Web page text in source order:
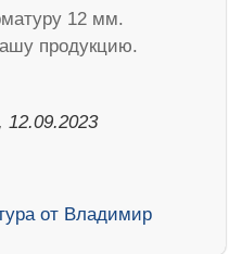
12 мм.
продукцию.